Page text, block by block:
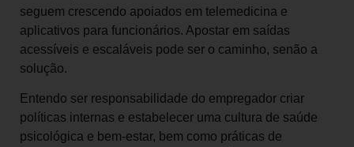
seguem crescendo apoiados em telemedicina e
aplicativos para funcionários. Apostar em saídas
acessíveis e escaláveis pode ser o caminho, senão a
solução.
Entendo ser responsabilidade do empregador criar
políticas internas e estabelecer uma cultura de saúde
psicológica e bem-estar, bem como práticas de